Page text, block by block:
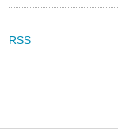
RSS